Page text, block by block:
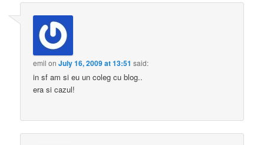
emil onJuly 16, 2009 at 13:51 said:
in sf am si eu un coleg cu blog..
era si cazul!